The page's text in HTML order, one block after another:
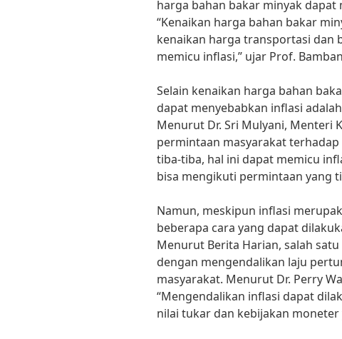
harga bahan bakar minyak
“Kenaikan harga bahan bakar
kenaikan harga transportasi dan
memicu inflasi,” ujar Prof.
Selain kenaikan harga bahan
dapat menyebabkan inflasi
Menurut Dr. Sri Mulyani, Menteri
permintaan masyarakat
tiba-tiba, hal ini dapat memicu
bisa mengikuti permintaan yang
Namun, meskipun inflasi
beberapa cara yang dapat
Menurut Berita Harian, salah
dengan mengendalikan laju
masyarakat. Menurut Dr. Perry
“Mengendalikan inflasi dapat
nilai tukar dan kebijakan moneter